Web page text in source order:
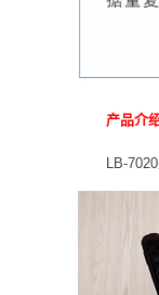
产品介绍
LB-7020型